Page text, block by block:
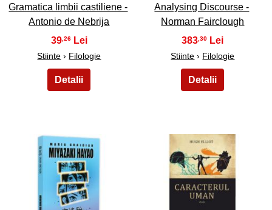
Gramatica limbii castiliene -
Antonio de Nebrija
39,26
Stiinte › Filologie
Analysing Discourse -
Norman Fairclough
383,30
Stiinte › Filologie
21 22